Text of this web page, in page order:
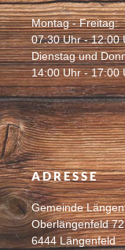
Montag - Freitag:
07:30 Uhr - 12:00
Dienstag und
14:00 Uhr - 17:00
ADRESSE
Gemeinde
Oberlängenfeld 72
6444 Längenfeld